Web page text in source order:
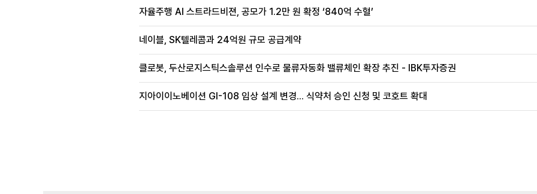
자율주행 AI 스트라드비젼, 공모가 1.2만 원 확정 ‘840억 수혈’
네이블, SK텔레콤과 24억원 규모 공급계약
클로봇, 두산로지스틱스솔루션 인수로 물류자동화 밸류체인 확장 추진 - IBK투자증권
지아이이노베이션 GI-108 임상 설계 변경... 식약처 승인 신청 및 코호트 확대